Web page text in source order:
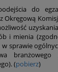
do
Okręgową
i mienia
sprawie
(pobierz)